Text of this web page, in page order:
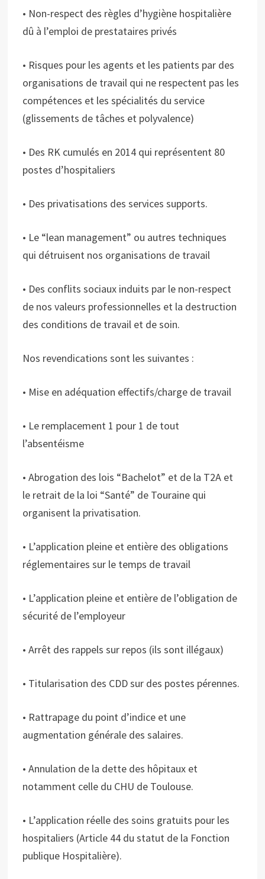
• Non-respect des règles d’hygiène hospitalière
dû à l’emploi de prestataires privés
• Risques pour les agents et les patients par des
organisations de travail qui ne respectent pas les
compétences et les spécialités du service
(glissements de tâches et polyvalence)
• Des RK cumulés en 2014 qui représentent 80
postes d’hospitaliers
• Des privatisations des services supports.
• Le “lean management” ou autres techniques
qui détruisent nos organisations de travail
• Des conflits sociaux induits par le non-respect
de nos valeurs professionnelles et la destruction
des conditions de travail et de soin.
Nos revendications sont les suivantes :
• Mise en adéquation effectifs/charge de travail
• Le remplacement 1 pour 1 de tout
l’absentéisme
• Abrogation des lois “Bachelot” et de la T2A et
le retrait de la loi “Santé” de Touraine qui
organisent la privatisation.
• L’application pleine et entière des obligations
réglementaires sur le temps de travail
• L’application pleine et entière de l’obligation de
sécurité de l’employeur
• Arrêt des rappels sur repos (ils sont illégaux)
• Titularisation des CDD sur des postes pérennes.
• Rattrapage du point d’indice et une
augmentation générale des salaires.
• Annulation de la dette des hôpitaux et
notamment celle du CHU de Toulouse.
• L’application réelle des soins gratuits pour les
hospitaliers (Article 44 du statut de la Fonction
publique Hospitalière).